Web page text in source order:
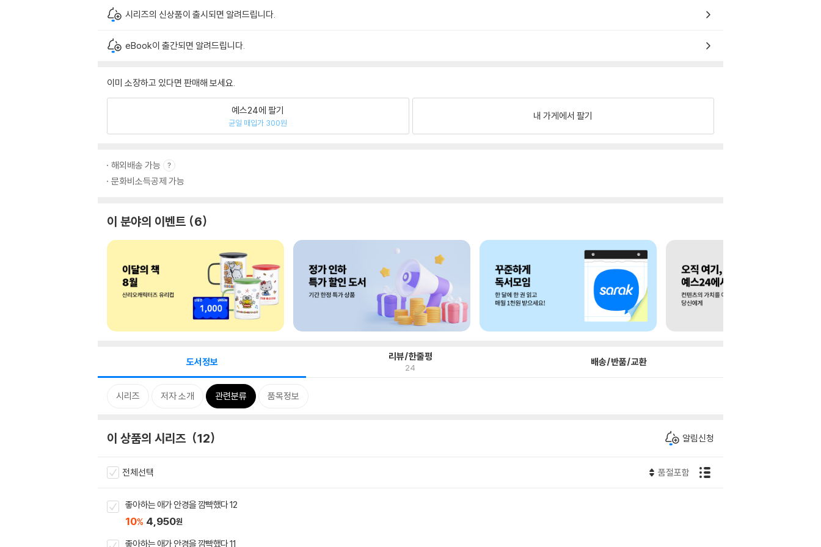
시리즈의 신상품이 출시되면 알려드립니다.
eBook이 출간되면 알려드립니다.
이미 소장하고 있다면 판매해 보세요.
예스24에 팔기
균일 매입가 300원
내 가게에서 팔기
해외배송 가능
문화비소득공제 가능
이 분야의 이벤트 6
도서정보 리뷰/한줄평
24 배송/반품/교환
시리즈 저자 소개 관련분류 품목정보
이 상품의 시리즈 12 알림신청
전체선택 품절포함
좋아하는 애가 안경을 깜빡했다 12
10% 4,950원
좋아하는 애가 안경을 깜빡했다 11